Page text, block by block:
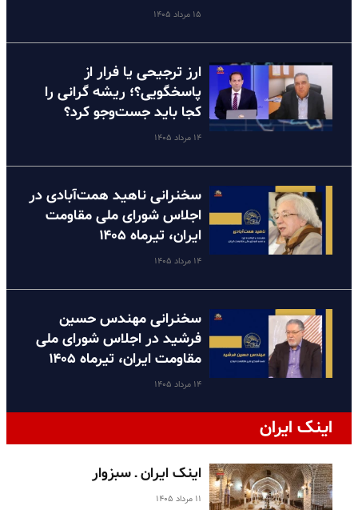
۱۵ مرداد ۱۴۰۵
ارز ترجیحی یا فرار از
پاسخگویی؟؛ ریشه گرانی را
کجا باید جست‌وجو کرد؟
۱۴ مرداد ۱۴۰۵
سخنرانی ناهید همت‌آبادی در
اجلاس شورای ملی مقاومت
ایران، تیرماه ۱۴۰۵
۱۴ مرداد ۱۴۰۵
سخنرانی مهندس حسین
فرشید در اجلاس شورای ملی
مقاومت ایران، تیرماه ۱۴۰۵
۱۴ مرداد ۱۴۰۵
اینک ایران
اینک ایران ـ سبزوار
۱۱ مرداد ۱۴۰۵